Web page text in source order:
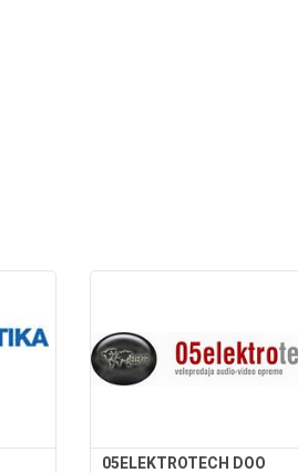
05ELEKTROTECH DOO